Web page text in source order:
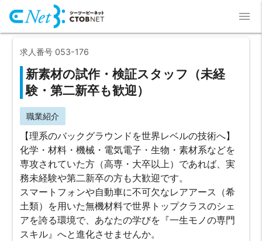
menu
求人番号 053-176
新素材の試作・検証スタッフ（未経
験・第二新卒も歓迎）
職業紹介
【理系のバックグラウンドを世界レベルの技術へ】
化学・材料・機械・電気電子・生物・素材系などを
専攻されていた方（高専・大卒以上）であれば、実
務未経験や第二新卒の方も大歓迎です。
スマートフォンや自動車に不可欠なレアアース（希
土類）を用いた無機材料で世界トップクラスのシェ
アを誇る環境で、あなたの学びを『一生モノの専門
スキル』へと進化させませんか。